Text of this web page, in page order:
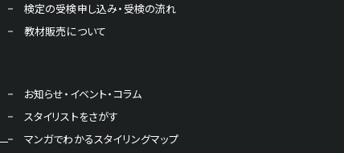
検定の受検申し込み・受検の流れ
教材販売について
お知らせ・イベント・コラム
スタイリストをさがす
マンガでわかるスタイリングマップ